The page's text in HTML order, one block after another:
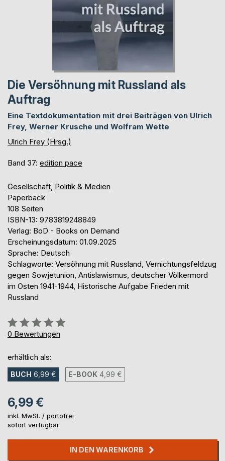
Die Versöhnung mit Russland als
Auftrag
Eine Textdokumentation mit drei Beiträgen von Ulrich
Frey, Werner Krusche und Wolfram Wette
Ulrich Frey (Hrsg.)
Band 37: edition pace
Gesellschaft, Politik & Medien
Paperback
108 Seiten
ISBN-13: 9783819248849
Verlag: BoD - Books on Demand
Erscheinungsdatum: 01.09.2025
Sprache: Deutsch
Schlagworte: Versöhnung mit Russland, Vernichtungsfeldzug
gegen Sowjetunion, Antislawismus, deutscher Völkermord
im Osten 1941-1944, Historische Aufgabe Frieden mit
Russland
Bewertung::
0%
0 Bewertungen
erhältlich als:
BUCH 6,99 € E-BOOK 4,99 €
6,99 €
inkl. MwSt. / portofrei
sofort verfügbar
IN DEN WARENKORB